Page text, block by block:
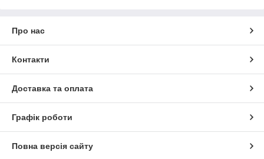
Про нас
Контакти
Доставка та оплата
Графік роботи
Повна версія сайту